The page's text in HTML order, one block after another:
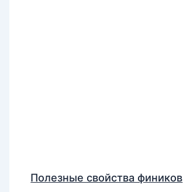
Полезные свойства фиников